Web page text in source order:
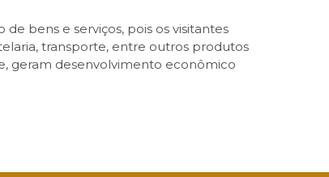
bens e serviços, pois os visitantes
transporte, entre outros produtos
geram desenvolvimento econômico